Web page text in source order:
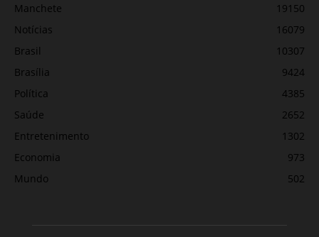
Manchete
19150
Notícias
16079
Brasil
10307
Brasília
9424
Política
4385
Saúde
2652
Entretenimento
1302
Economia
973
Mundo
502